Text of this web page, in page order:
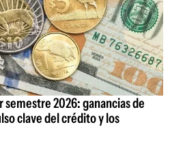
2026: ganancias de
clave del crédito y los